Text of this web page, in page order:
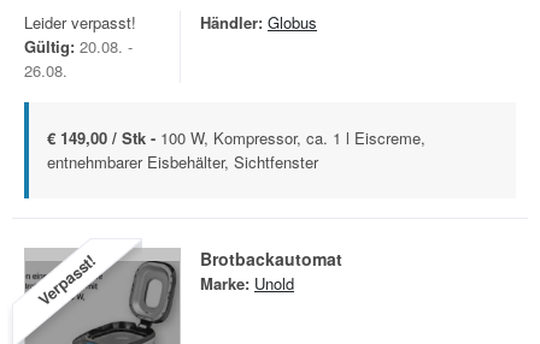
Leider verpasst!
Gültig: 20.08. -
26.08.
Händler: Globus
€ 149,00 / Stk - 100 W, Kompressor, ca. 1 l Eiscreme,
entnehmbarer Eisbehälter, Sichtfenster
Verpasst! Brotbackautomat
Marke: Unold